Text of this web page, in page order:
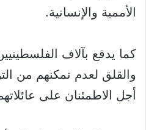
الأممية والإنسانية.
كما يدفع بآلاف
والقلق لعدم تمكنهم من
أجل الاطمئنان على